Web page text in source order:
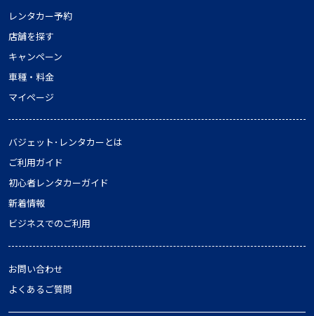
レンタカー予約
店舗を探す
キャンペーン
車種・料金
マイページ
バジェット･レンタカーとは
ご利用ガイド
初心者レンタカーガイド
新着情報
ビジネスでのご利用
お問い合わせ
よくあるご質問